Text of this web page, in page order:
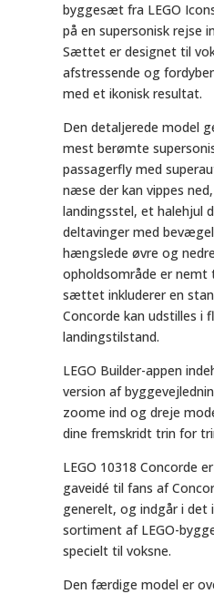
byggesæt fra LEGO
på en supersonisk rejse
Sættet er designet til
afstressende og
med et ikonisk resultat.
Den detaljerede model
mest berømte
passagerfly med
næse der kan vippes
landingsstel, et halehjul
deltavinger med
hængslede øvre og
opholdsområde er
sættet inkluderer en
Concorde kan udstilles i
landingstilstand.
LEGO Builder-appen
version af
zoome ind og dreje
dine fremskridt trin for
LEGO 10318 Concorde
gaveidé til fans af
generelt, og indgår i det
sortiment af LEGO-
specielt til voksne.
Den færdige model er